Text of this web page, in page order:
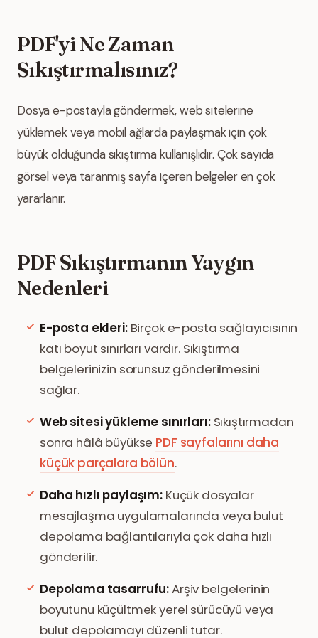
PDF'yi Ne Zaman
Sıkıştırmalısınız?
Dosya e-postayla göndermek, web sitelerine
yüklemek veya mobil ağlarda paylaşmak için çok
büyük olduğunda sıkıştırma kullanışlıdır. Çok sayıda
görsel veya taranmış sayfa içeren belgeler en çok
yararlanır.
PDF Sıkıştırmanın Yaygın
Nedenleri
E-posta ekleri:Birçok e-posta sağlayıcısının
katı boyut sınırları vardır. Sıkıştırma
belgelerinizin sorunsuz gönderilmesini
sağlar.
Web sitesi yükleme sınırları:Sıkıştırmadan
sonra hâlâ büyükse PDF sayfalarını daha
küçük parçalara bölün.
Daha hızlı paylaşım: Küçük dosyalar
mesajlaşma uygulamalarında veya bulut
depolama bağlantılarıyla çok daha hızlı
gönderilir.
Depolama tasarrufu:Arşiv belgelerinin
boyutunu küçültmek yerel sürücüyü veya
bulut depolamayı düzenli tutar.